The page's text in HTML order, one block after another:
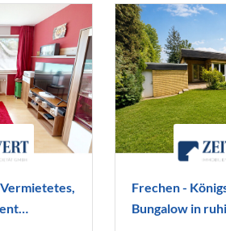
Frechen -
Bungalow in